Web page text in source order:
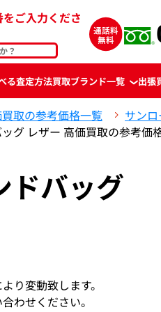
ご入力くださ
る査定方法買取ブランド一覧 出張
取の参考価格一覧
サン
グ レザー 高価買取の参考価
ドバッグ
り変動致します。
わせください。